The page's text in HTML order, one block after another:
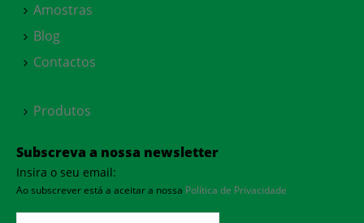
Amostras
Blog
Contactos
Produtos
Subscreva a nossa newsletter
Insira o seu email:
Ao subscrever está a aceitar a nossa Política de Privacidade